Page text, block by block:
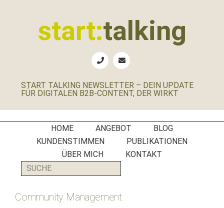
start:talking
B2B-
Social
Media
Manager
PR-
Agenturen
START TALKING NEWSLETTER – DEIN UPDATE
FÜR DIGITALEN B2B-CONTENT, DER WIRKT
HOME ANGEBOT
BLOG
KUNDENSTIMMEN
PUBLIKATIONEN
ÜBER MICH
KONTAKT
SUCHE
Community Management